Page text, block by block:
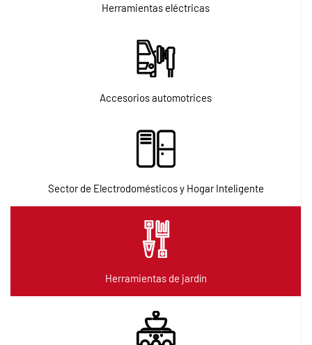
Herramientas eléctricas
Accesorios automotrices
Sector de Electrodomésticos y Hogar Inteligente
Herramientas de jardín